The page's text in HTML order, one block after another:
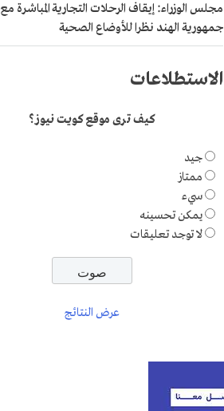
مجلس الوزراء: إيقاف الرحلات التجارية المباشرة مع
جمهورية الهند نظرا للأوضاع الصحية
الاستطلاعات
كيف ترى موقع كويت نيوز؟
جيد
ممتاز
سيء
يمكن تحسينه
لا توجد تعليقات
عرض النتائج